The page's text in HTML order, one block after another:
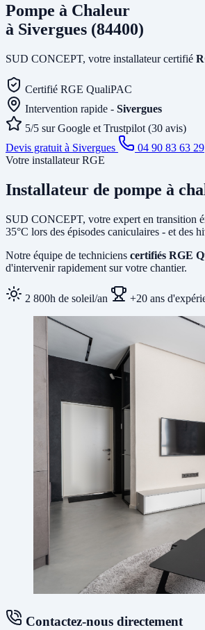
Pompe à Chaleur
à Sivergues (84400)
SUD CONCEPT, votre installateur certifié
Certifié RGE QualiPAC
Intervention rapide - Sivergues
5/5 sur Google et Trustpilot (30 avis)
Devis gratuit à Sivergues
04 90 83 63 29
Votre installateur RGE
Installateur de pompe à
SUD CONCEPT, votre expert en transition
35°C lors des épisodes caniculaires - et des
Notre équipe de techniciens certifiés RGE
d'intervenir rapidement sur votre chantier.
2 800h de soleil/an +20 ans
Contactez-nous directement